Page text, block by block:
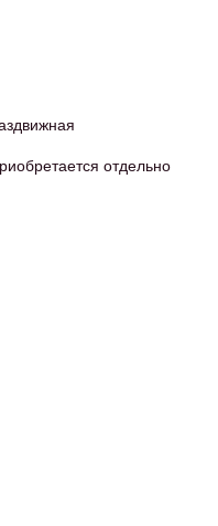
отдельно